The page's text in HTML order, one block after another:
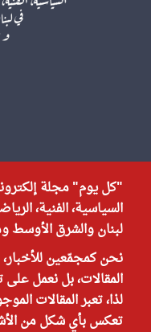
"كل يوم" مجلة
السياسية، الفنية،
لبنان والشرق الأوسط
نحن كمجمّعين
المقالات، بل نعمل
لذا، تعبر المقالات
تعكس بأي شكل من